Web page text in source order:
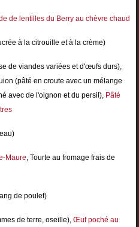
de lentilles du Berry au chèvre chaud
à la citrouille et à la crème)
de viandes variées et d'œufs durs),
(pâté en croute avec un mélange
avec de l'oignon et du persil), Pâté
Maure, Tourte au fromage frais de
de poulet)
de terre, oseille), Œuf poché au